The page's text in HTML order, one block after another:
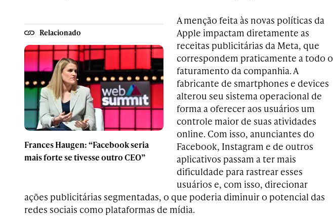
Relacionado
Frances Haugen: “Facebook seria
mais forte se tivesse outro CEO”
A menção feita às novas políticas da
Apple impactam diretamente as
receitas publicitárias da Meta, que
correspondem praticamente a todo o
faturamento da companhia. A
fabricante de smartphones e devices
alterou seu sistema operacional de
forma a oferecer aos usuários um
controle maior de suas atividades
online. Com isso, anunciantes do
Facebook, Instagram e de outros
aplicativos passam a ter mais
dificuldade para rastrear esses
usuários e, com isso, direcionar
ações publicitárias segmentadas, o que poderia diminuir o potencial das
redes sociais como plataformas de mídia.